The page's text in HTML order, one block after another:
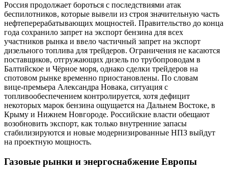
Россия продолжает бороться с последствиями атак
беспилотников, которые вывели из строя значительную часть
нефтеперерабатывающих мощностей. Правительство до конца
года сохранило запрет на экспорт бензина для всех
участников рынка и ввело частичный запрет на экспорт
дизельного топлива для трейдеров. Ограничения не касаются
поставщиков, отгружающих дизель по трубопроводам в
Балтийское и Чёрное моря, однако сделки трейдеров на
спотовом рынке временно приостановлены. По словам
вице‑премьера Александра Новака, ситуация с
топливообеспечением контролируется, хотя дефицит
некоторых марок бензина ощущается на Дальнем Востоке, в
Крыму и Нижнем Новгороде. Российские власти обещают
возобновить экспорт, как только внутренние запасы
стабилизируются и новые модернизированные НПЗ выйдут
на проектную мощность.
Газовые рынки и энергоснабжение Европы